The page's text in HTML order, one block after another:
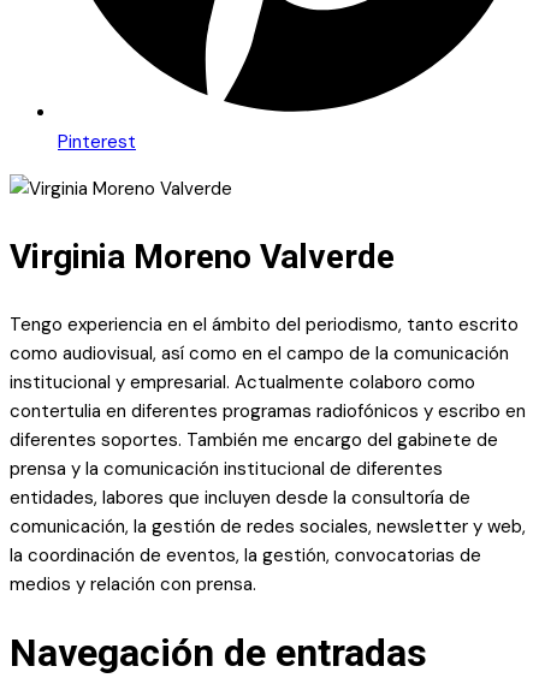
Pinterest
Virginia Moreno Valverde
Tengo experiencia en el ámbito del periodismo, tanto escrito
como audiovisual, así como en el campo de la comunicación
institucional y empresarial. Actualmente colaboro como
contertulia en diferentes programas radiofónicos y escribo en
diferentes soportes. También me encargo del gabinete de
prensa y la comunicación institucional de diferentes
entidades, labores que incluyen desde la consultoría de
comunicación, la gestión de redes sociales, newsletter y web,
la coordinación de eventos, la gestión, convocatorias de
medios y relación con prensa.
Navegación de entradas